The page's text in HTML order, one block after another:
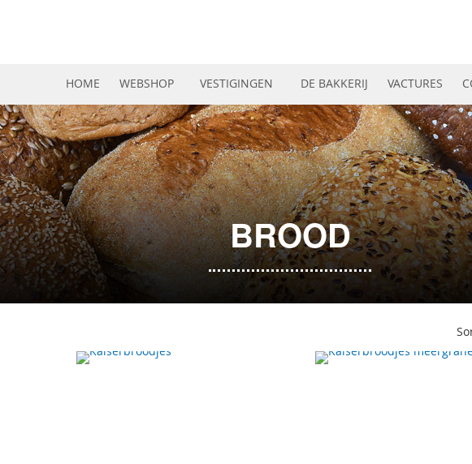
HOME
WEBSHOP VESTIGINGEN DE BAKKERIJ VACTURES
BROOD